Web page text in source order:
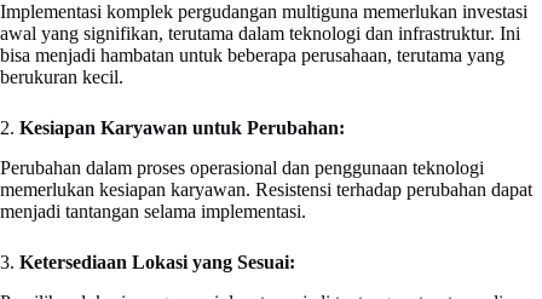
Implementasi komplek pergudangan multiguna memerlukan investasi
awal yang signifikan, terutama dalam teknologi dan infrastruktur. Ini
bisa menjadi hambatan untuk beberapa perusahaan, terutama yang
berukuran kecil.
2. Kesiapan Karyawan untuk Perubahan:
Perubahan dalam proses operasional dan penggunaan teknologi
memerlukan kesiapan karyawan. Resistensi terhadap perubahan dapat
menjadi tantangan selama implementasi.
3. Ketersediaan Lokasi yang Sesuai: